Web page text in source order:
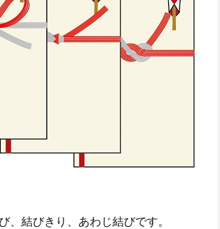
、結びきり、あわじ結びです。